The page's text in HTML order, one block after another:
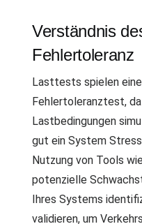
Verständnis
Fehlertoleranz
Lasttests spielen
Fehlertoleranztest,
Lastbedingungen
gut ein System
Nutzung von Tools
potenzielle
Ihres Systems
validieren, um